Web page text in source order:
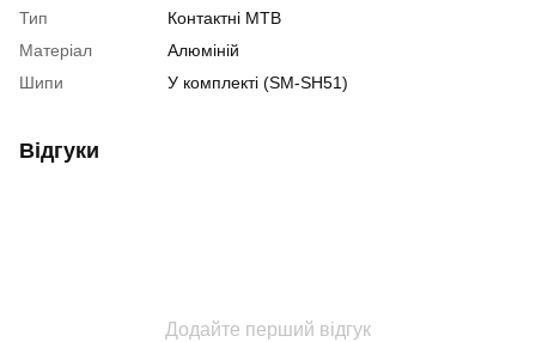
Тип
Контактні MTB
Матеріал
Алюміній
Шипи
У комплекті (SM-SH51)
Відгуки
Додайте перший відгук